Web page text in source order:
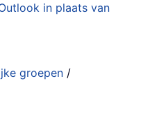
in plaats van
groepen /